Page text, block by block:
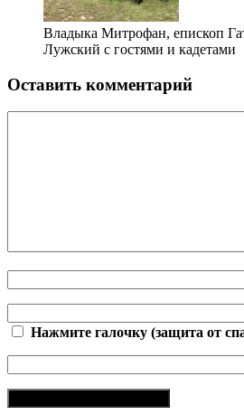
Владыка Митрофан, епископ
Лужский с гостями и кадетами
Оставить комментарий
Нажмите галочку (защита от